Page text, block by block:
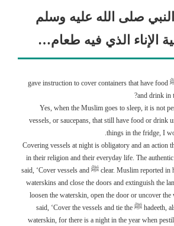
صلى الله عليه وسلم
الإناء الذي فيه طعام…
Is it true that the prophet ﷺ gave instruction to cover containers that have food
and drink in
Yes, when the Muslim goes to sleep, it is not
vessels, or saucepans, that still have food or drink
things in the fridge, I
Covering vessels at night is obligatory and an action
in their religion and their everyday life. The authentic
clear. Muslim reported in his Saheeh that the prophet ﷺ said, ‘Cover vessels and
waterskins and close the doors and extinguish the
loosen the waterskin, open the door or uncover
hadeeth, also reported by Muslim, he ﷺ said, ‘Cover the vessels and tie the
waterskin, for there is a night in the year when